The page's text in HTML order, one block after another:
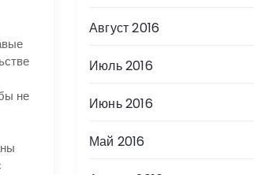
не
Август 2016
Июль 2016
Июнь 2016
Май 2016